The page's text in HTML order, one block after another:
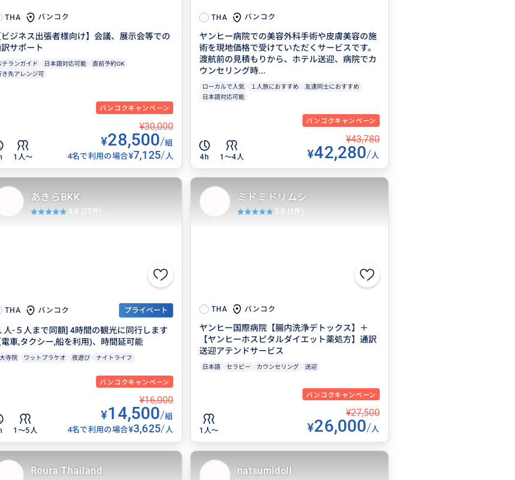
THA バンコク
ビジネス出張者様向け】会議、展示会等での
サポート
テランガイド 日本語対応可能
直前予約OK
き先アレンジ可
バンコクキャンペーン
1人〜
¥30,000
¥28,500/組
4名で利用の場合¥7,125/ 人
THA バンコク
ヤンヒー病院での美容外科手術や皮膚美容の施
術を現地価格で受けていただくサービスです。
渡航前の見積もりから、ホテル送迎、病院でカ
ウンセリング時...
ローカルで人気 １人旅におすすめ
友達同士におすすめ
日本語対応可能
バンコクキャンペーン
4h 1〜4人
¥43,780
¥42,280/人
THA バンコク プライベート
人-５人まで同額] 4時間の観光に同行します
電車,タクシー,船を利用)、時間延可能
寺院 ワットプラケオ 夜遊び ナイトライフ
バンコクキャンペーン
1〜5人
¥16,000
¥14,500/組
4名で利用の場合¥3,625/人
あきらBKK
4.9 (22件)
THA バンコク
ヤンヒー国際病院【腸内洗浄デトックス】＋
【ヤンヒーホスピタルダイエット薬処方】通訳
送迎アテンドサービス
日本語 セラピー カウンセリング 送迎
バンコクキャンペーン
1人〜
¥27,500
¥26,000/人
ミドミドリムシ
5.0 (1件)
Roura Thailand natsumidoll